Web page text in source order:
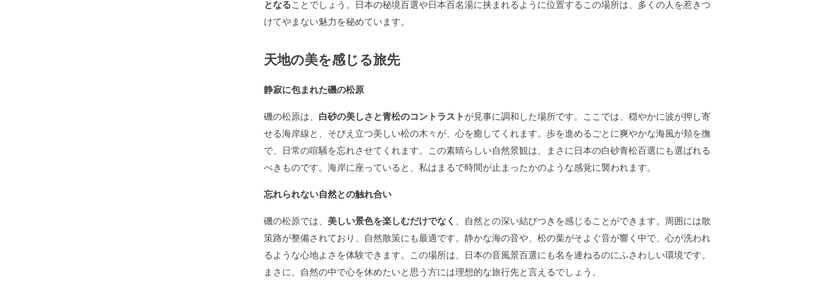
となることでしょう。日本の秘境百選や日本百名湯に挟まれるように位置するこの場所は、多くの人を惹きつ
けてやまない魅力を秘めています。
天地の美を感じる旅先
静寂に包まれた磯の松原
磯の松原は、 白砂の美しさと青松のコントラストが見事に調和した場所です。ここでは、穏やかに波が押し寄
せる海岸線と、そびえ立つ美しい松の木々が、心を癒してくれます。歩を進めるごとに爽やかな海風が頬を撫
で、日常の喧騒を忘れさせてくれます。この素晴らしい自然景観は、まさに日本の白砂青松百選にも選ばれる
べきものです。海岸に座っていると、私はまるで時間が止まったかのような感覚に襲われます。
忘れられない自然との触れ合い
磯の松原では、 美しい景色を楽しむだけでなく
、自然との深い結びつきを感じることができます。周囲には散
策路が整備されており、自然散策にも最適です。静かな海の音や、松の葉がそよぐ音が響く中で、心が洗われ
るような心地よさを体験できます。この場所は、日本の音風景百選にも名を連ねるのにふさわしい環境です。
まさに、自然の中で心を休めたいと思う方には理想的な旅行先と言えるでしょう。